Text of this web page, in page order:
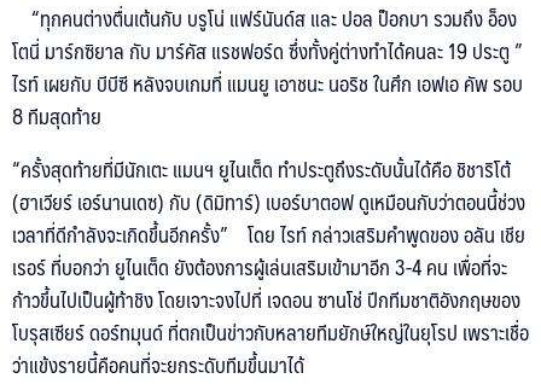
NEWS
“ทุกคนต่างตื่นเต้นกับ บรูโน่ แฟร์นันด์ส และ ปอล ป็อกบา รวมถึง อ็อง
โตนี่ มาร์กซิยาล กับ มาร์คัส แรชฟอร์ด ซึ่งทั้งคู่ต่างทำได้คนละ 19 ประตู ”
ไรท์ เผยกับ บีบีซี หลังจบเกมที่ แมนยู เอาชนะ นอริช ในศึก เอฟเอ คัพ รอบ
8 ทีมสุดท้าย
“ครั้งสุดท้ายที่มีนักเตะ แมนฯ ยูไนเต็ด ทำประตูถึงระดับนั้นได้คือ ชิชาริโต้
(ฮาเวียร์ เอร์นานเดซ) กับ (ดิมิทาร์) เบอร์บาตอฟ ดูเหมือนกับว่าตอนนี้ช่วง
เวลาที่ดีกำลังจะเกิดขึ้นอีกครั้ง” โดย ไรท์ กล่าวเสริมคำพูดของ อลัน เชีย
เรอร์ ที่บอกว่า ยูไนเต็ด ยังต้องการผู้เล่นเสริมเข้ามาอีก 3-4 คน เพื่อที่จะ
ก้าวขึ้นไปเป็นผู้ท้าชิง โดยเจาะจงไปที่ เจดอน ซานโช่ ปีกทีมชาติอังกฤษของ
โบรุสเซียร์ ดอร์ทมุนด์ ที่ตกเป็นข่าวกับหลายทีมยักษ์ใหญ่ในยุโรป เพราะเชื่อ
ว่าแข้งรายนี้คือคนที่จะยกระดับทีมขึ้นมาได้